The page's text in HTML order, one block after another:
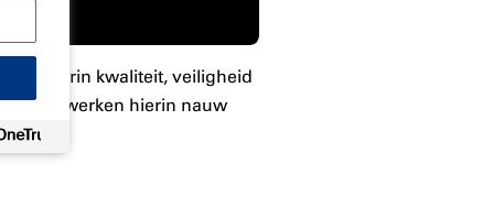
waarin kwaliteit, veiligheid
CPG
werken hierin nauw